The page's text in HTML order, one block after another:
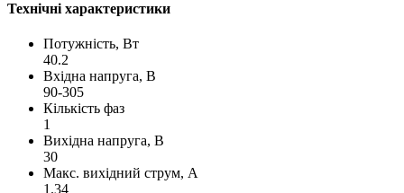
Технічні характеристики
Потужність, Вт
40.2
Вхідна напруга, В
90-305
Кількість фаз
1
Вихідна напруга, В
30
Макс. вихідний струм, А
1.34